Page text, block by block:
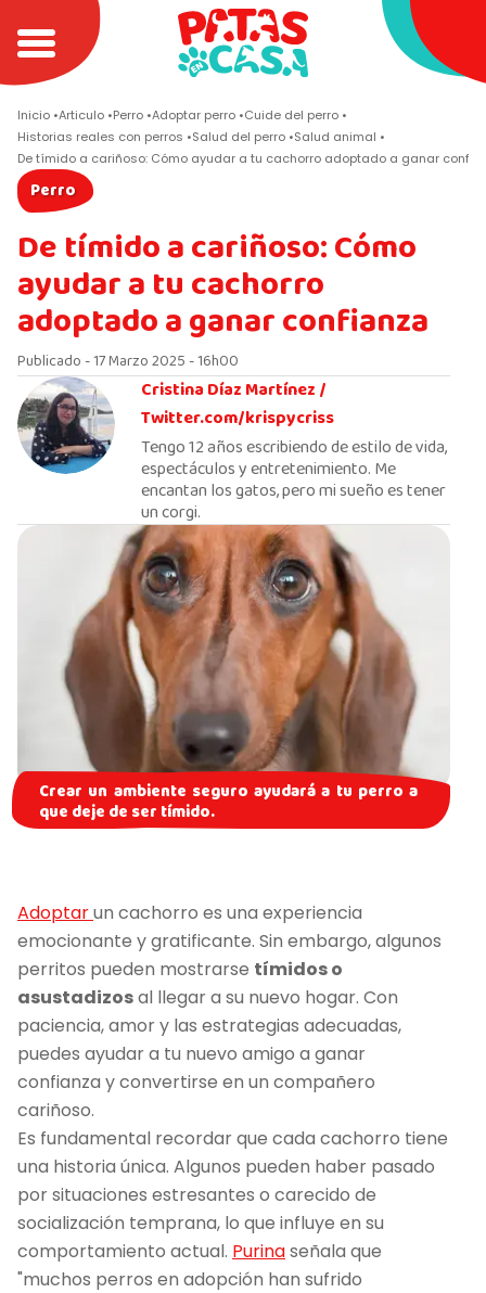
Inicio Articulo Perro Adoptar perro Cuide del perro
Historias reales con perros
Salud del perro Salud animal
De tímido a cariñoso: Cómo ayudar a tu cachorro adoptado a ganar
Perro
De tímido a cariñoso: Cómo
ayudar a tu cachorro
adoptado a ganar confianza
Publicado - 17 Marzo 2025 - 16h00
Cristina Díaz Martínez /
Twitter.com/krispycriss
Tengo 12 años escribiendo de estilo de vida,
espectáculos y entretenimiento. Me
encantan los gatos, pero mi sueño es tener
un corgi.
Crear un ambiente seguro ayudará a tu perro a
que deje de ser tímido.
Adoptarun cachorro es una experiencia
emocionante y gratificante. Sin embargo, algunos
perritos pueden mostrarse tímidos o
asustadizosal llegar a su nuevo hogar. Con
paciencia, amor y las estrategias adecuadas,
puedes ayudar a tu nuevo amigo a ganar
confianza y convertirse en un compañero
cariñoso.
Es fundamental recordar que cada cachorro tiene
una historia única. Algunos pueden haber pasado
por situaciones estresantes o carecido de
socialización temprana, lo que influye en su
comportamiento actual. Purinaseñala que
"muchos perros en adopción han sufrido